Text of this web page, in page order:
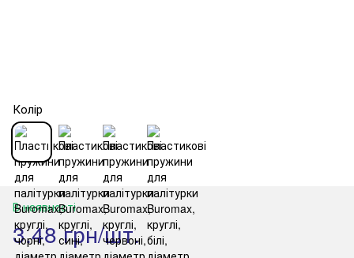
Колір
В наявності
3.48 грн/шт.